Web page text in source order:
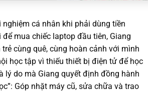
cá nhân khi phải dùng tiền
mua chiếc laptop đầu tiên, Giang
cùng quê, cùng hoàn cảnh với mình
học tập vì thiếu thiết bị điện tử để học
lý do mà Giang quyết định đồng hành
Góp nhặt máy cũ, sửa chữa và trao